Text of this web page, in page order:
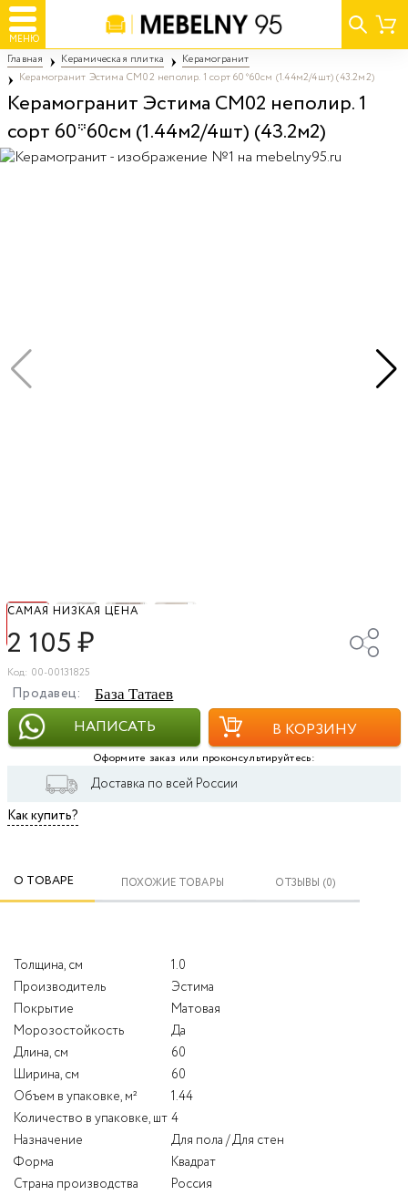
МЕНЮ
Главная Керамическая плитка
Керамогранит
Керамогранит Эстима CM02 неполир. 1 сорт 60*60см (1.44м2/4шт) (43.2м2)
Керамогранит Эстима CM02 неполир. 1
сорт 60*60см (1.44м2/4шт) (43.2м2)
САМАЯ НИЗКАЯ ЦЕНА
2 105₽
Код: 00-00131825
Продавец: База Татаев
НАПИСАТЬ В КОРЗИНУ
Оформите заказ или проконсультируйтесь:
Доставка по всей России
Как купить?
О ТОВАРЕ ПОХОЖИЕ ТОВАРЫ ОТЗЫВЫ (0)
Толщина, см
1.0
Производитель
Эстима
Покрытие
Матовая
Морозостойкость
Да
Длина, см
60
Ширина, см
60
Объем в упаковке, м²
1.44
Количество в упаковке, шт 4
Назначение
Для пола / Для стен
Форма
Квадрат
Страна производства
Россия